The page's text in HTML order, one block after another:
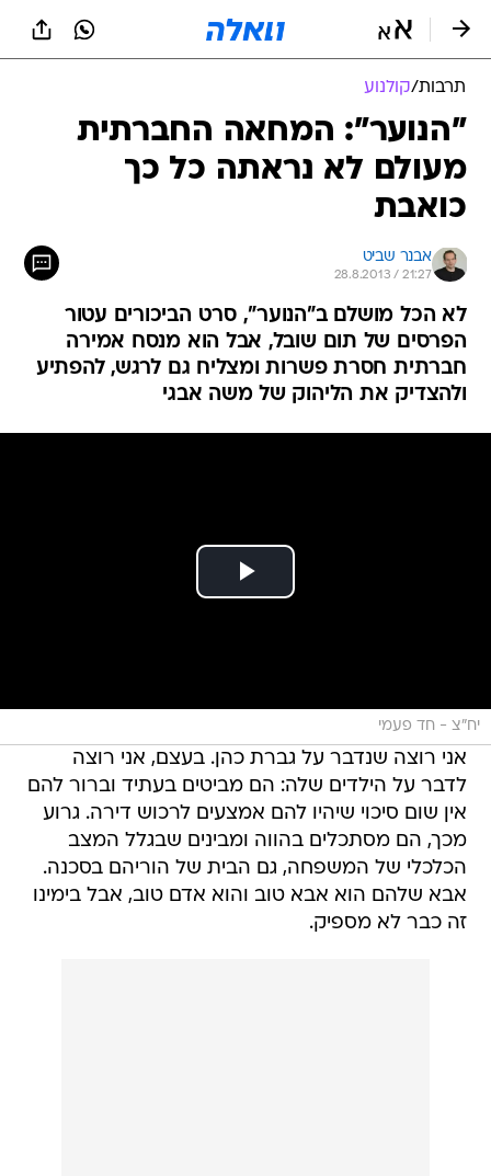
תרבות/קולנוע
"הנוער": המחאה החברתית
מעולם לא נראתה כל כך
כואבת
אבנר שביט
28.8.2013 / 21:27
לא הכל מושלם ב"הנוער", סרט הביכורים עטור
הפרסים של תום שובל, אבל הוא מנסח אמירה
חברתית חסרת פשרות ומצליח גם לרגש, להפתיע
ולהצדיק את הליהוק של משה אבגי
יח"צ - חד פעמי
אני רוצה שנדבר על גברת כהן. בעצם, אני רוצה
לדבר על הילדים שלה: הם מביטים בעתיד וברור להם
אין שום סיכוי שיהיו להם אמצעים לרכוש דירה. גרוע
מכך, הם מסתכלים בהווה ומבינים שבגלל המצב
הכלכלי של המשפחה, גם הבית של הוריהם בסכנה.
אבא שלהם הוא אבא טוב והוא אדם טוב, אבל בימינו
זה כבר לא מספיק.